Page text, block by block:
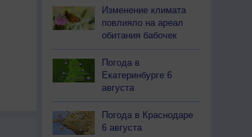
Изменение климата
повлияло на ареал
обитания бабочек
Погода в
Екатеринбурге 6
августа
Погода в Краснодаре
6 августа